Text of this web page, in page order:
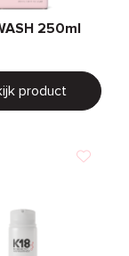
250ml
product